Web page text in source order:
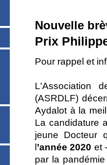
Nouvelle
Prix
Pour rappel et
L'Association
(ASRDLF)
Aydalot à la
La candidature
jeune Docteur
’année 2020 et
par la